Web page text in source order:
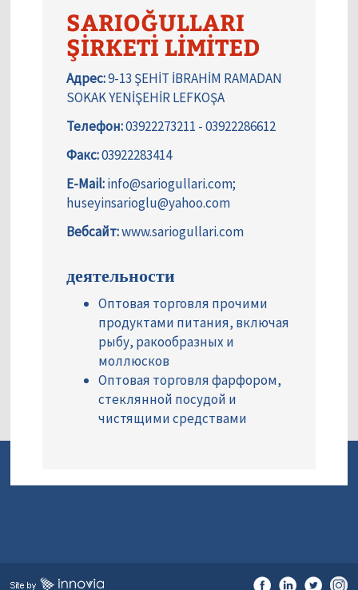
SARIOĞULLARI
ŞİRKETİ LİMİTED
Адрес:9-13 ŞEHİT İBRAHİM RAMADAN
SOKAK YENİŞEHİR LEFKOŞA
Телефон:03922273211 - 03922286612
Факс:03922283414
E-Mail:info@sariogullari.com;
huseyinsarioglu@yahoo.com
Вебсайт:www.sariogullari.com
деятельности
Оптовая торговля прочими
продуктами питания, включая
рыбу, ракообразных и
моллюсков
Оптовая торговля фарфором,
стеклянной посудой и
чистящими средствами